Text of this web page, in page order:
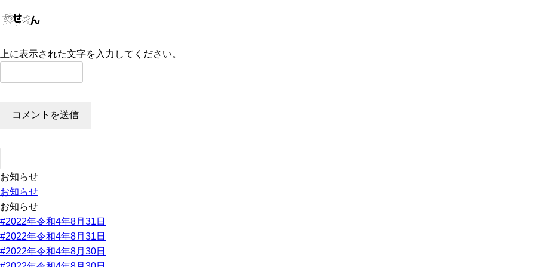
上に表示された文字を入力してください。
お知らせ
お知らせ
お知らせ
#2022年令和4年8月31日
#2022年令和4年8月31日
#2022年令和4年8月30日